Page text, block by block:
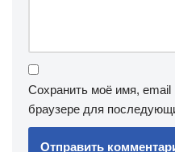
Сохранить моё имя, email
браузере для